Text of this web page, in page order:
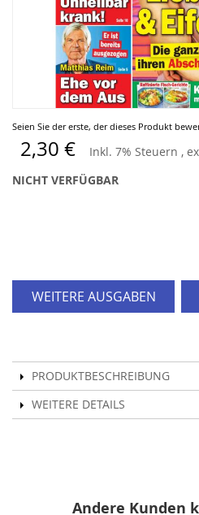
Seien Sie der erste, der dieses Produkt
2,30 € Inkl. 7% Steuern ,
NICHT VERFÜGBAR
WEITERE AUSGABEN
PRODUKTBESCHREIBUNG
WEITERE DETAILS
Zum
Anfang
der
Bildergalerie
springen
Andere Kunden